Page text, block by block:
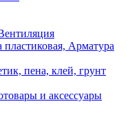
пластиковая, Арматура
пена, клей, грунт
и аксессуары